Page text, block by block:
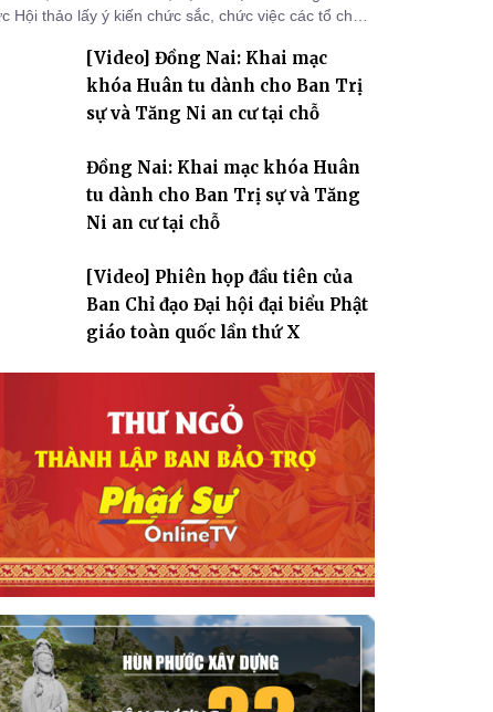
Hội thảo lấy ý kiến chức sắc, chức việc các tổ chức
tỉnh, thành phố khu vực phía Nam nhằm góp ý hoàn
hồ sơ Dự thảo Nghị định quy định chi tiết một số
và biện pháp để tổ chức
[Video] Đồng Nai: Khai mạc
khóa Huân tu dành cho Ban Trị
sự và Tăng Ni an cư tại chỗ
Đồng Nai: Khai mạc khóa Huân
tu dành cho Ban Trị sự và Tăng
Ni an cư tại chỗ
[Video] Phiên họp đầu tiên của
Ban Chỉ đạo Đại hội đại biểu Phật
giáo toàn quốc lần thứ X